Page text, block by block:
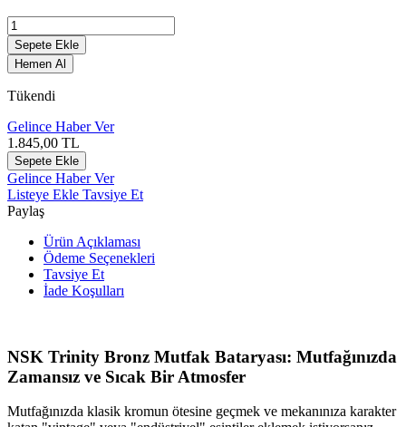
Sepete Ekle
Hemen Al
Tükendi
Gelince Haber Ver
1.845,00 TL
Sepete Ekle
Gelince Haber Ver
Listeye Ekle Tavsiye Et
Paylaş
Ürün Açıklaması
Ödeme Seçenekleri
Tavsiye Et
İade Koşulları
NSK Trinity Bronz Mutfak Bataryası: Mutfağınızda
Zamansız ve Sıcak Bir Atmosfer
Mutfağınızda klasik kromun ötesine geçmek ve mekanınıza karakter